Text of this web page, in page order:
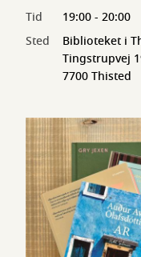
Tid
19:00 - 20:00
Sted
Biblioteket i
Tingstrupvej
7700 Thisted